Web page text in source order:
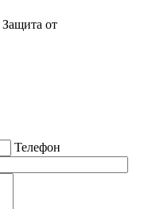
Защита от
Телефон